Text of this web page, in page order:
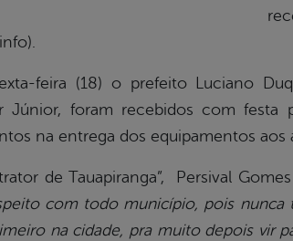
feira (18) o prefeito Luciano
Júnior, foram recebidos com
na entrega dos equipamentos aos
de Tauapiranga”, Persival
com todo município, pois
na cidade, pra muito depois vir